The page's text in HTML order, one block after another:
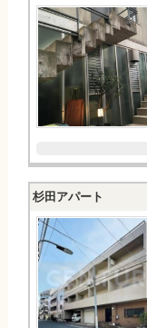
杉田アパート